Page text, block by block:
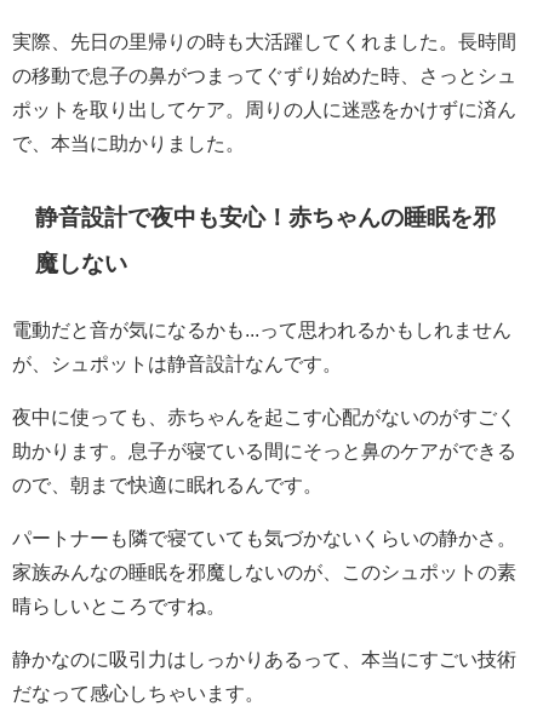
実際、先日の里帰りの時も大活躍してくれました。長時間
の移動で息子の鼻がつまってぐずり始めた時、さっとシュ
ポットを取り出してケア。周りの人に迷惑をかけずに済ん
で、本当に助かりました。
静音設計で夜中も安心！赤ちゃんの睡眠を邪
魔しない
電動だと音が気になるかも...って思われるかもしれません
が、シュポットは静音設計なんです。
夜中に使っても、赤ちゃんを起こす心配がないのがすごく
助かります。息子が寝ている間にそっと鼻のケアができる
ので、朝まで快適に眠れるんです。
パートナーも隣で寝ていても気づかないくらいの静かさ。
家族みんなの睡眠を邪魔しないのが、このシュポットの素
晴らしいところですね。
静かなのに吸引力はしっかりあるって、本当にすごい技術
だなって感心しちゃいます。